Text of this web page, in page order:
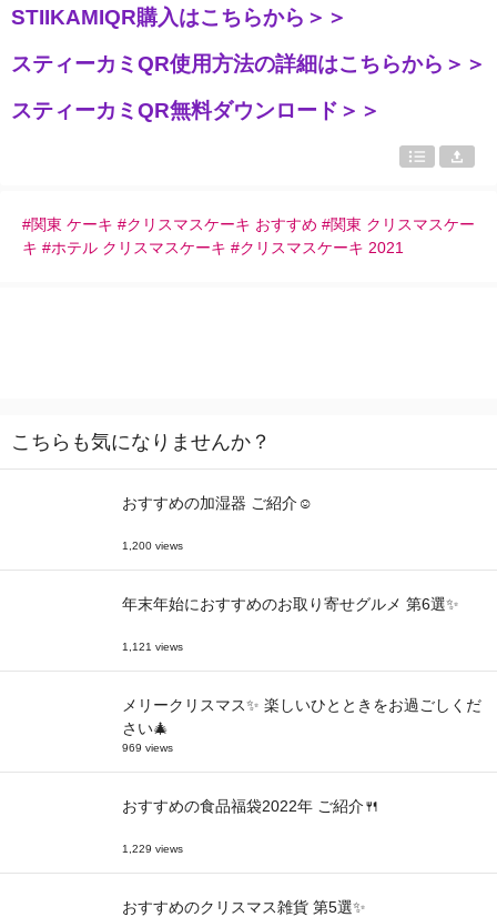
STIIKAMIQR購入はこちらから＞＞
スティーカミQR使用方法の詳細はこちらから＞＞
スティーカミQR無料ダウンロード＞＞
#関東 ケーキ #クリスマスケーキ おすすめ #関東 クリスマスケー
キ #ホテル クリスマスケーキ #クリスマスケーキ 2021
こちらも気になりませんか？
おすすめの加湿器 ご紹介☺
1,200 views
年末年始におすすめのお取り寄せグルメ 第6選✨
1,121 views
メリークリスマス✨ 楽しいひとときをお過ごしくだ
さい🎄
969 views
おすすめの食品福袋2022年 ご紹介🍴
1,229 views
おすすめのクリスマス雑貨 第5選✨